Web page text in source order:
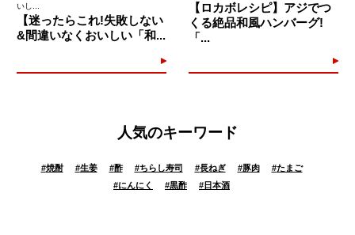
いし...
【迷ったらこれ!失敗しない
&間違いなくおいしい「和...
【ロカボレシピ】アジでつ
くる絶品和風ハンバーグ!
「...
人気のキーワード
#焼酎 #生姜 #酢 #ちらし寿司 #長ねぎ #豚肉 #たまご
#にんにく #黒酢 #日本酒